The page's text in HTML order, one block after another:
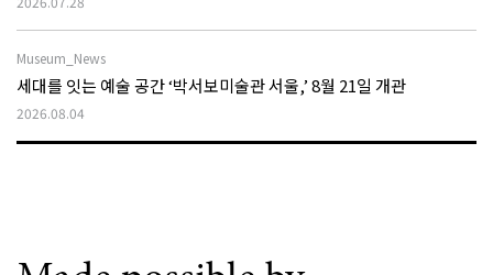
Museum_News
세대를 잇는 예술 공간 ‘박서보미술관 서울,’ 8월 21일 개관
2026.08.04